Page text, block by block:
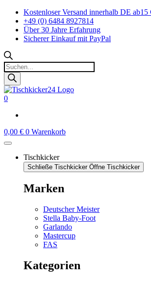
Zum
Inhalt
springen
Kostenloser Versand innerhalb DE ab15
+49 (0) 6484 8927814
Über 30 Jahre Erfahrung
Sicherer Einkauf mit PayPal
Products
search
0
0,00 € 0 Warenkorb
Tischkicker
Schließe Tischkicker Öffne Tischkicker
Marken
Deutscher Meister
Stella Baby-Foot
Garlando
Mastercup
FAS
Kategorien